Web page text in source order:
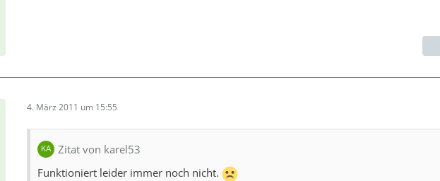
4. März 2011 um 15:55
Zitat von karel53
Funktioniert leider immer noch nicht.